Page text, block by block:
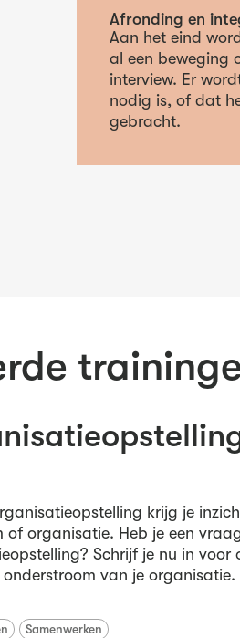
Afronding en
Aan het eind
al een beweging
interview. Er
nodig is, of dat
gebracht.
krijg je
of organisatie. Heb je een
Schrijf je nu in
van je organisatie.
Samenwerken